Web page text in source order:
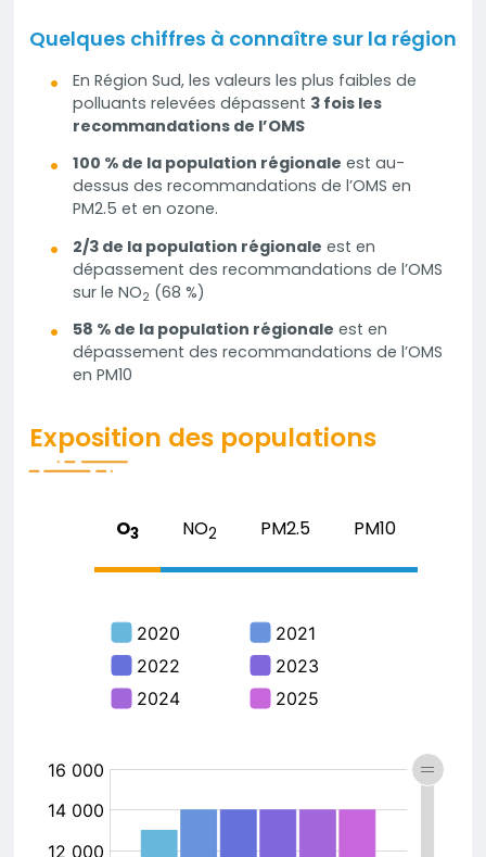
Quelques chiffres à connaître sur la région
En Région Sud, les valeurs les plus faibles de
polluants relevées dépassent 3 fois les
recommandations de l’OMS
100 % de la population régionale est au-
dessus des recommandations de l’OMS en
PM2.5 et en ozone.
2/3 de la population régionale est en
dépassement des recommandations de l’OMS
sur le NO2 (68 %)
58 % de la population régionale est en
dépassement des recommandations de l’OMS
en PM10
Exposition des populations